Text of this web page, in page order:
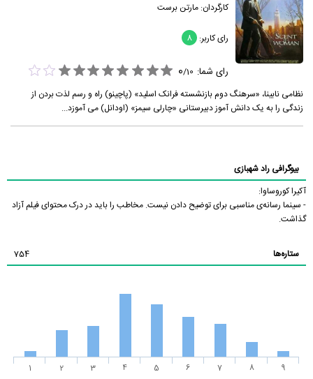
کارگردان:مارتن برست
رای کاربر: 8
رای شما: 0/10
نظامی نابینا، «سرهنگ دوم بازنشسته فرانک اسلید» (پاچینو) راه و رسم لذت بردن از
زندگی را به یک دانش آموز دبیرستانی «چارلی سیمز» (اودانل) می آموزد...
بیوگرافی راد شهبازی
آکیرا کوروساوا:
- سینما رسانه‌ی مناسبی برای توضیح دادن نیست. مخاطب را باید در درک محتوای فیلم آزاد
گذاشت.
ستاره‌ها 754
1 2 3 4 5 6 7 8 9